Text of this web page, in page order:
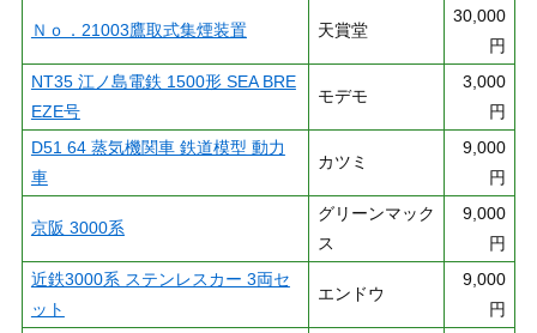
Ｎｏ．21003鷹取式集煙装置 天賞堂
30,000
円
NT35 江ノ島電鉄 1500形 SEA BRE
EZE号
モデモ
3,000
円
D51 64 蒸気機関車 鉄道模型 動力
車
カツミ
9,000
円
京阪 3000系
グリーンマック
ス
9,000
円
近鉄3000系 ステンレスカー 3両セ
ット
エンドウ
9,000
円